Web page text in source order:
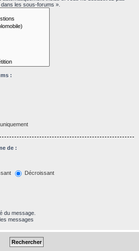
les sous-forums ».
:
de :
Décroissant
du message.
messages